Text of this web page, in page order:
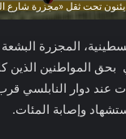
تحت ثقل «مجزرة شارع
المجزرة
بحق المواطنين الذين
عند دوار النابلسي
وإصابة المئات.